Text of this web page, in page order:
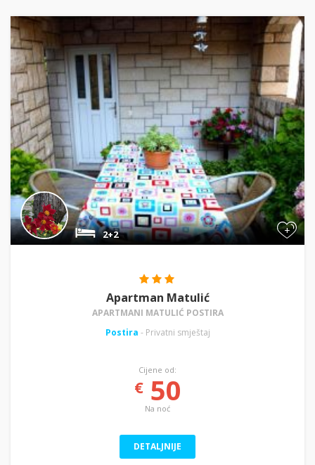
+
2+2
Apartman Matulić
APARTMANI MATULIĆ POSTIRA
Postira - Privatni smještaj
Cijene od:
€50
Na noć
DETALJNIJE